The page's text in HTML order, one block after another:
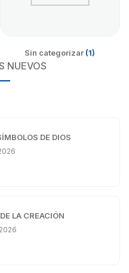
Sin categorizar (1)
NUEVOS
DE DIOS
LA CREACIÓN